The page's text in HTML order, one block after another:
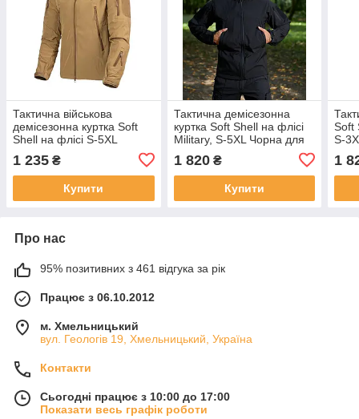
Тактична військова
демісезонна куртка Soft
Shell на флісі S-5XL
1 235 ₴
Купити
Тактична демісезонна
куртка Soft Shell на флісі
Military, S-5XL Чорна для
1 820₴
Купити
Soft
S-
1
Про нас
95% позитивних з 461 відгука за рік
Працює з 06.10.2012
м. Хмельницький
вул. Геологів 19, Хмельницький, Україна
Контакти
Сьогодні працює з 10:00 до 17:00
Показати весь графік роботи